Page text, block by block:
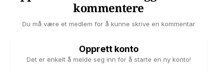
kommentere
Du må være et medlem for å kunne skrive en kommentar
Opprett konto
Det er enkelt å melde seg inn for å starte en ny konto!